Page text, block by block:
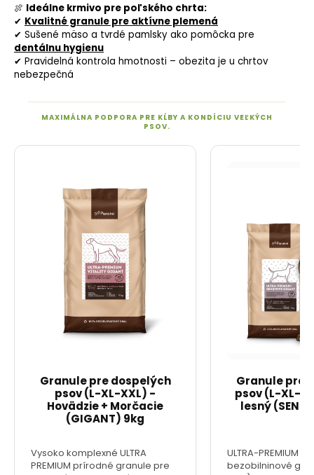
🍖 Ideálne krmivo pre poľského chrta:
✔ Kvalitné granule pre aktívne plemená
✔ Sušené mäso a tvrdé pamlsky ako pomôcka pre
dentálnu hygienu
✔ Pravidelná kontrola hmotnosti – obezita je u chrtov
nebezpečná